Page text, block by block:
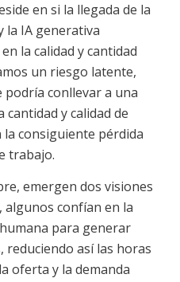
en si la llegada de la
la IA generativa
la calidad y cantidad
un riesgo latente,
podría conllevar a una
y calidad de
consiguiente pérdida
trabajo.
emergen dos visiones
algunos confían en la
para generar
reduciendo así las horas
oferta y la demanda